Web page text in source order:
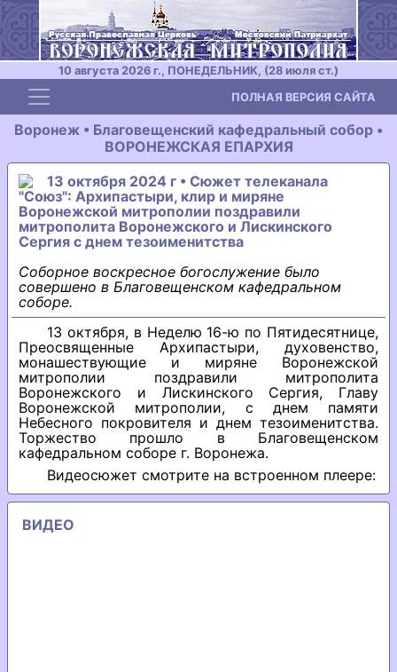
10 августа 2026 г., ПОНЕДЕЛЬНИК, (28 июля ст.)
Toggle navigation ПОЛНАЯ ВЕРСИЯ САЙТА
Воронеж • Благовещенский кафедральный собор •
ВОРОНЕЖСКАЯ ЕПАРХИЯ
13 октября 2024 г • Сюжет телеканала
"Союз": Архипастыри, клир и миряне
Воронежской митрополии поздравили
митрополита Воронежского и Лискинского
Сергия с днем тезоименитства
Соборное воскресное богослужение было
совершено в Благовещенском кафедральном
соборе.
13 октября, в Неделю 16-ю по Пятидесятнице,
Преосвященные Архипастыри, духовенство,
монашествующие и миряне Воронежской
митрополии поздравили митрополита
Воронежского и Лискинского Сергия, Главу
Воронежской митрополии, с днем памяти
Небесного покровителя и днем тезоименитства.
Торжество прошло в Благовещенском
кафедральном соборе г. Воронежа.
Видеосюжет смотрите на встроенном плеере:
ВИДЕО